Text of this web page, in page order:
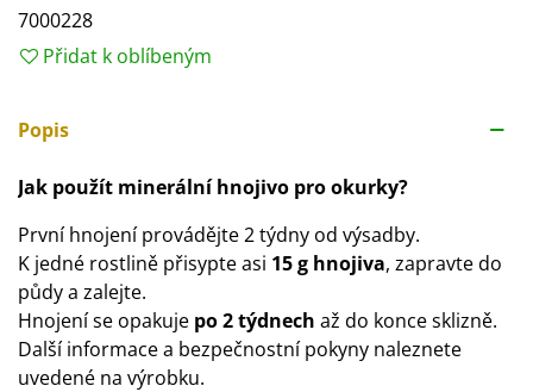
7000228
Přidat k oblíbeným
Popis
Jak použít minerální hnojivo pro okurky?
První hnojení provádějte 2 týdny od výsadby.
K jedné rostlině přisypte asi 15 g hnojiva, zapravte do
půdy a zalejte.
Hnojení se opakuje po 2 týdnech až do konce sklizně.
Další informace a bezpečnostní pokyny naleznete
uvedené na výrobku.